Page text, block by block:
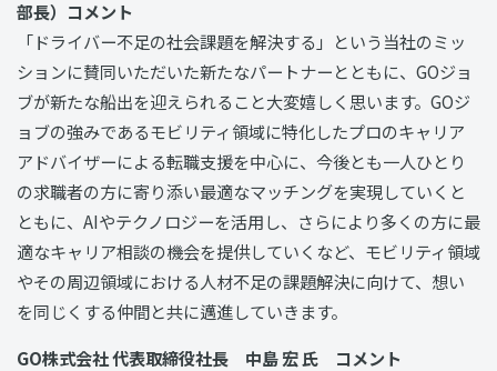
部長）コメント
「ドライバー不足の社会課題を解決する」という当社のミッ
ションに賛同いただいた新たなパートナーとともに、GOジョ
ブが新たな船出を迎えられること大変嬉しく思います。GOジ
ョブの強みであるモビリティ領域に特化したプロのキャリア
アドバイザーによる転職支援を中心に、今後とも一人ひとり
の求職者の方に寄り添い最適なマッチングを実現していくと
ともに、AIやテクノロジーを活用し、さらにより多くの方に最
適なキャリア相談の機会を提供していくなど、モビリティ領域
やその周辺領域における人材不足の課題解決に向けて、想い
を同じくする仲間と共に邁進していきます。
GO株式会社 代表取締役社長 中島 宏 氏 コメント